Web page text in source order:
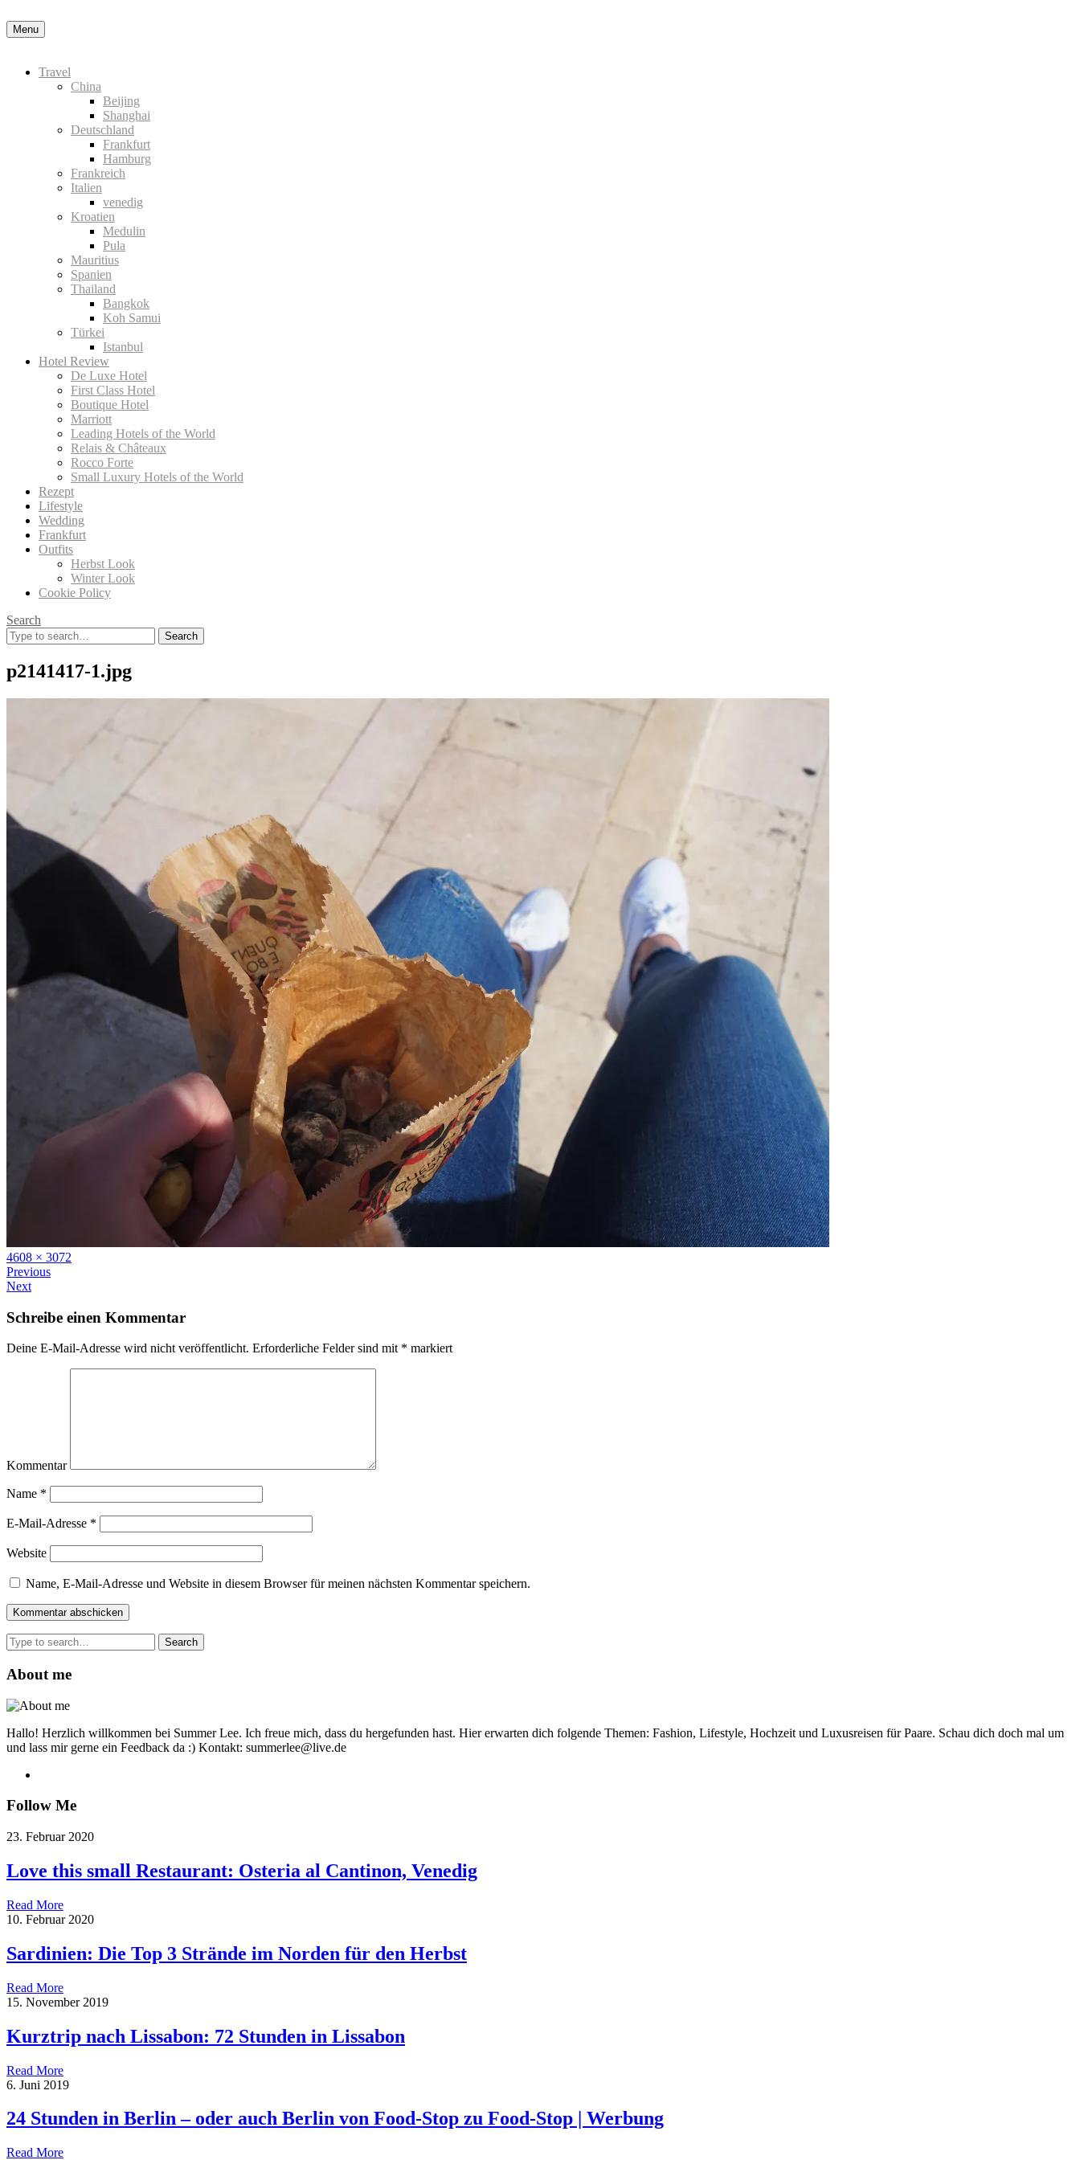
Menu
Travel
China
Beijing
Shanghai
Deutschland
Frankfurt
Hamburg
Frankreich
Italien
venedig
Kroatien
Medulin
Pula
Mauritius
Spanien
Thailand
Bangkok
Koh Samui
Türkei
Istanbul
Hotel Review
De Luxe Hotel
First Class Hotel
Boutique Hotel
Marriott
Leading Hotels of the World
Relais & Châteaux
Rocco Forte
Small Luxury Hotels of the World
Rezept
Lifestyle
Wedding
Frankfurt
Outfits
Herbst Look
Winter Look
Cookie Policy
Search
Search
for:
p2141417-1.jpg
Full
size
4608 × 3072
Previous
Next
Schreibe einen Kommentar
Deine E-Mail-Adresse wird nicht veröffentlicht. Erforderliche Felder sind mit * markiert
Kommentar
Name *
E-Mail-Adresse *
Website
Name, E-Mail-Adresse und Website in diesem Browser für meinen nächsten Kommentar speichern.
Search
for:
About me
Hallo! Herzlich willkommen bei Summer Lee. Ich freue mich, dass du hergefunden hast. Hier erwarten dich folgende Themen: Fashion, Lifestyle, Hochzeit und Luxusreisen für Paare. Schau dich doch mal um
und lass mir gerne ein Feedback da :) Kontakt: summerlee@live.de
Follow Me
23. Februar 2020
Love this small Restaurant: Osteria al Cantinon, Venedig
Read More
10. Februar 2020
Sardinien: Die Top 3 Strände im Norden für den Herbst
Read More
15. November 2019
Kurztrip nach Lissabon: 72 Stunden in Lissabon
Read More
6. Juni 2019
24 Stunden in Berlin – oder auch Berlin von Food-Stop zu Food-Stop | Werbung
Read More